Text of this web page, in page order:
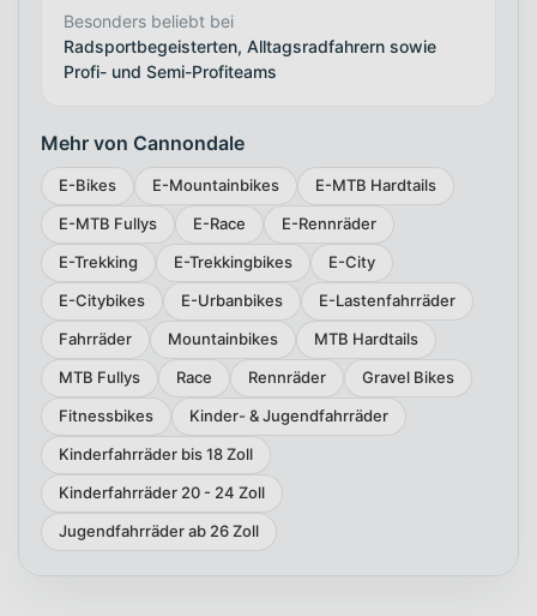
Besonders beliebt bei
Radsportbegeisterten, Alltagsradfahrern sowie
Profi- und Semi-Profiteams
Mehr von Cannondale
E-Bikes E-Mountainbikes
E-MTB Hardtails
E-MTB Fullys
E-Race
E-Rennräder
E-Trekking
E-Trekkingbikes
E-City
E-Citybikes
E-Urbanbikes
E-Lastenfahrräder
Fahrräder
Mountainbikes
MTB Hardtails
MTB Fullys
Race Rennräder
Gravel Bikes
Fitnessbikes
Kinder- & Jugendfahrräder
Kinderfahrräder bis 18 Zoll
Kinderfahrräder 20 - 24 Zoll
Jugendfahrräder ab 26 Zoll